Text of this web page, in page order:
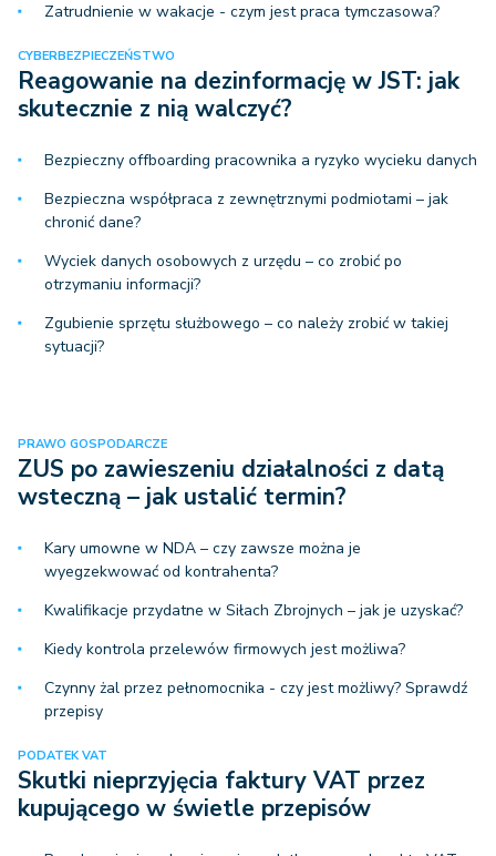
Zatrudnienie w wakacje - czym jest praca tymczasowa?
CYBERBEZPIECZEŃSTWO
Reagowanie na dezinformację w JST: jak
skutecznie z nią walczyć?
Bezpieczny offboarding pracownika a ryzyko wycieku danych
Bezpieczna współpraca z zewnętrznymi podmiotami – jak
chronić dane?
Wyciek danych osobowych z urzędu – co zrobić po
otrzymaniu informacji?
Zgubienie sprzętu służbowego – co należy zrobić w takiej
sytuacji?
PRAWO GOSPODARCZE
ZUS po zawieszeniu działalności z datą
wsteczną – jak ustalić termin?
Kary umowne w NDA – czy zawsze można je
wyegzekwować od kontrahenta?
Kwalifikacje przydatne w Siłach Zbrojnych – jak je uzyskać?
Kiedy kontrola przelewów firmowych jest możliwa?
Czynny żal przez pełnomocnika - czy jest możliwy? Sprawdź
przepisy
PODATEK VAT
Skutki nieprzyjęcia faktury VAT przez
kupującego w świetle przepisów